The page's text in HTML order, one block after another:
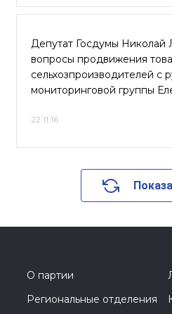
Депутат Госдумы
вопросы продвижения
сельхозпроизводителей с
мониторинговой группы
22.11.16
О партии
Региональные отделения